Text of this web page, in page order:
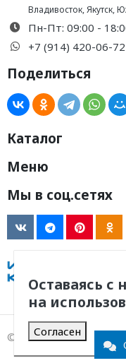
Владивосток,Якутск,
Пн-Пт: 09:00 -
+7 (914) 420-06-72
Поделиться
Каталог
Меню
Мы в соц.сетях
© 2011 -2026, ООО
Оставаясь с
на
Согласен